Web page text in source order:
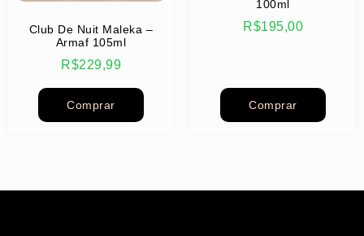
Club De Nuit Maleka –
Armaf 105ml
R$229,99
Comprar
100ml
R$195,00
Comprar